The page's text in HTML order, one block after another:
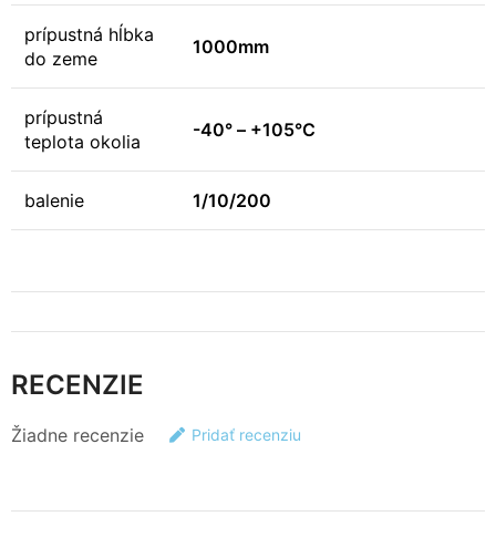
prípustná hĺbka
do zeme
1000mm
prípustná
teplota okolia
-40° – +105°C
balenie 1/10/200
RECENZIE
Žiadne recenzie Pridať recenziu